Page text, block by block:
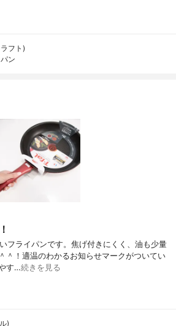
フト)
ン
フライパンです。焦げ付きにくく、油も少量
＾！適温のわかるお知らせマークがついてい
す…続きを見る
)